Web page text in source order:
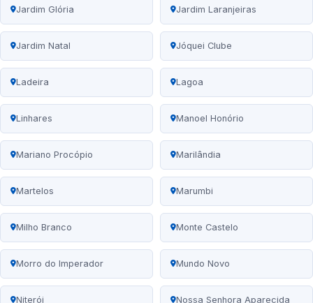
Jardim Glória Jardim Laranjeiras
Jardim Natal Jóquei Clube
Ladeira Lagoa
Linhares Manoel Honório
Mariano Procópio Marilândia
Martelos Marumbi
Milho Branco Monte Castelo
Morro do Imperador Mundo Novo
Niterói Nossa Senhora Aparecida